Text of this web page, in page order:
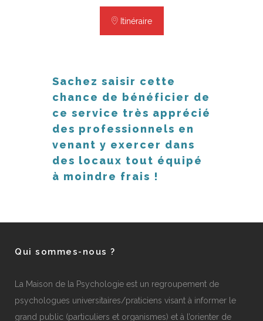
Itinéraire
Sachez saisir cette
chance de bénéficier de
ce service très apprécié
des professionnels en
venant y exercer dans
des locaux tout équipé
à moindre frais !
Qui sommes-nous ?
La Maison de la Psychologie est un regroupement de
psychologues universitaires/praticiens visant à informer le
grand public (particuliers et organismes) et à l’orienter de